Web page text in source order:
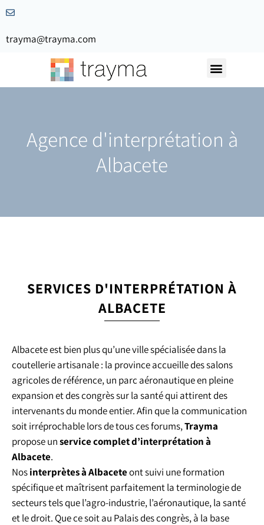
trayma@trayma.com
Agence d'interprétation à
Albacete
SERVICES D'INTERPRÉTATION À
ALBACETE
Albacete est bien plus qu’une ville spécialisée dans la
coutellerie artisanale : la province accueille des salons
agricoles de référence, un parc aéronautique en pleine
expansion et des congrès sur la santé qui attirent des
intervenants du monde entier. Afin que la communication
soit irréprochable lors de tous ces forums,Trayma
propose unservice complet d’interprétation à
Albacete.
Nosinterprètes à Albaceteont suivi une formation
spécifique et maîtrisent parfaitement la terminologie de
secteurs tels que l’agro-industrie, l’aéronautique, la santé
et le droit. Que ce soit au Palais des congrès, à la base